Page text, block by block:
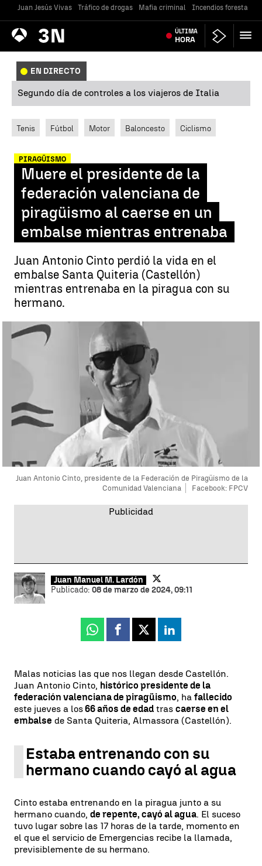
Juan Jesús Vivas Tráfico de drogas Mafia criminal Incendios forestales
Antena
3 Noticias ÚLTIMA
HORA
EN DIRECTO
Segundo día de controles a los viajeros de Italia
Tenis Fútbol Motor Baloncesto Ciclismo
PIRAGÜISMO
Muere el presidente de la
federación valenciana de
piragüismo al caerse en un
embalse mientras entrenaba
Juan Antonio Cinto perdió la vida en el
embalse Santa Quiteria (Castellón)
mientras entrenaba en la piragua con su
hermano.
Juan Antonio Cinto, presidente de la Federación de Piragüismo de la
Comunidad Valenciana
Facebook: FPCV
Juan Manuel M. Lardón
Publicado: 08 de marzo de 2024, 09:11
Whatsapp
Facebook
X Linkedin
Malas noticias las que nos llegan desde Castellón.
Juan Antonio Cinto, histórico presidente de la
federación valenciana de piragüismo, ha fallecido
este jueves a los66 años de edad tras caerse en el
embalse de Santa Quiteria, Almassora (Castellón).
Estaba entrenando con su
hermano cuando cayó al agua
Cinto estaba entrenando en la piragua junto a su
hermano cuando, de repente, cayó al agua. El suceso
tuvo lugar sobre las 17 horas de la tarde, momento en
el que el servicio de Emergencias recibe la llamada,
previsiblemente de su hermano.